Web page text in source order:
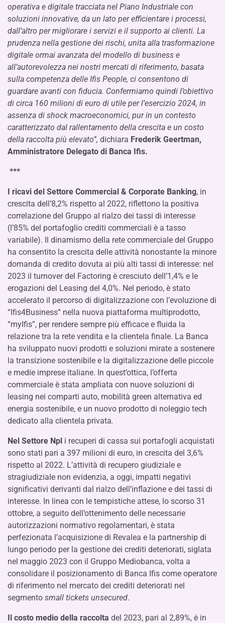
operativa e digitale tracciata nel Piano Industriale con
soluzioni innovative, da un lato per efficientare i processi,
dall’altro per migliorare i servizi e il supporto ai clienti. La
prudenza nella gestione dei rischi, unita alla trasformazione
digitale ormai avanzata del modello di business e
all’autorevolezza nei nostri mercati di riferimento, basata
sulla competenza delle Ifis People, ci consentono di
guardare avanti con fiducia. Confermiamo quindi l’obiettivo
di circa 160 milioni di euro di utile per l’esercizio 2024, in
assenza di shock macroeconomici, pur in un contesto
caratterizzato dal rallentamento della crescita e un costo
della raccolta più elevato”, dichiara Frederik Geertman,
Amministratore Delegato di Banca Ifis.
***
I ricavi del Settore Commercial & Corporate Banking, in
crescita dell’8,2% rispetto al 2022, riflettono la positiva
correlazione del Gruppo al rialzo dei tassi di interesse
(l’85% del portafoglio crediti commerciali è a tasso
variabile). Il dinamismo della rete commerciale del Gruppo
ha consentito la crescita delle attività nonostante la minore
domanda di credito dovuta ai più alti tassi di interesse: nel
2023 il turnover del Factoring è cresciuto dell’1,4% e le
erogazioni del Leasing del 4,0%. Nel periodo, è stato
accelerato il percorso di digitalizzazione con l’evoluzione di
“Ifis4Business” nella nuova piattaforma multiprodotto,
“myIfis”, per rendere sempre più efficace e fluida la
relazione tra la rete vendita e la clientela finale. La Banca
ha sviluppato nuovi prodotti e soluzioni mirate a sostenere
la transizione sostenibile e la digitalizzazione delle piccole
e medie imprese italiane. In quest’ottica, l’offerta
commerciale è stata ampliata con nuove soluzioni di
leasing nei comparti auto, mobilità green alternativa ed
energia sostenibile, e un nuovo prodotto di noleggio tech
dedicato alla clientela privata.
Nel Settore Npl i recuperi di cassa sui portafogli acquistati
sono stati pari a 397 milioni di euro, in crescita del 3,6%
rispetto al 2022. L’attività di recupero giudiziale e
stragiudiziale non evidenzia, a oggi, impatti negativi
significativi derivanti dal rialzo dell’inflazione e dei tassi di
interesse. In linea con le tempistiche attese, lo scorso 31
ottobre, a seguito dell’ottenimento delle necessarie
autorizzazioni normativo regolamentari, è stata
perfezionata l’acquisizione di Revalea e la partnership di
lungo periodo per la gestione dei crediti deteriorati, siglata
nel maggio 2023 con il Gruppo Mediobanca, volta a
consolidare il posizionamento di Banca Ifis come operatore
di riferimento nel mercato dei crediti deteriorati nel
segmento small tickets unsecured.
Il costo medio della raccolta del 2023, pari al 2,89%, è in